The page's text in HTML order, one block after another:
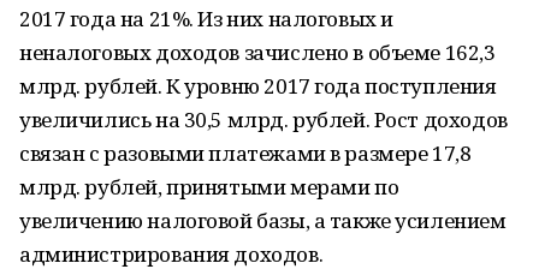
2017 года на 21%. Из них налоговых и
неналоговых доходов зачислено в объеме 162,3
млрд. рублей. К уровню 2017 года поступления
увеличились на 30,5 млрд. рублей. Рост доходов
связан с разовыми платежами в размере 17,8
млрд. рублей, принятыми мерами по
увеличению налоговой базы, а также усилением
администрирования доходов.